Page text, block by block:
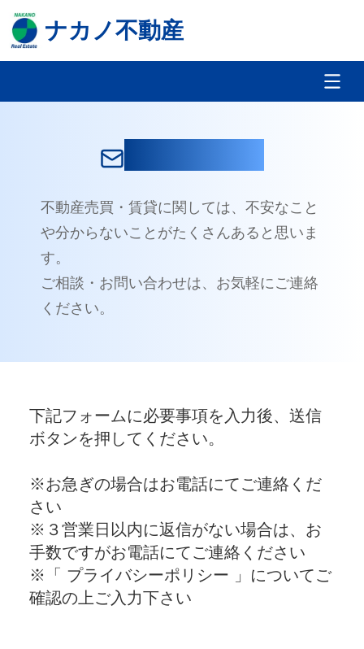
ナカノ不動産
不動産売買・賃貸に関しては、不安なこと
や分からないことがたくさんあると思いま
す。
ご相談・お問い合わせは、お気軽にご連絡
ください。
下記フォームに必要事項を入力後、送信
ボタンを押してください。
※お急ぎの場合はお電話にてご連絡くだ
さい
※３営業日以内に返信がない場合は、お
手数ですがお電話にてご連絡ください
※「 プライバシーポリシー 」についてご
確認の上ご入力下さい